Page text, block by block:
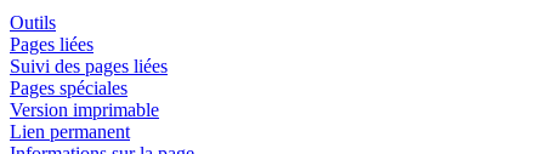
Outils
Pages liées
Suivi des pages liées
Pages spéciales
Version imprimable
Lien permanent